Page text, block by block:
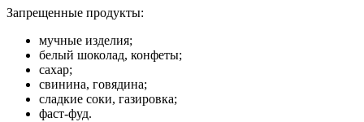
Запрещенные продукты:
мучные изделия;
белый шоколад, конфеты;
сахар;
свинина, говядина;
сладкие соки, газировка;
фаст-фуд.